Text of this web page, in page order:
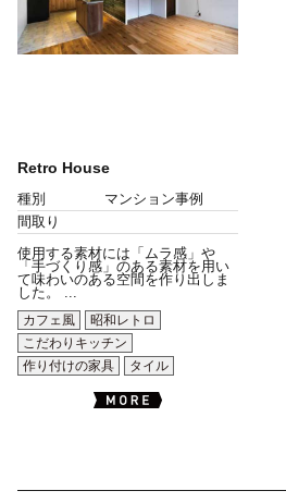
Retro House
種別
マンション事例
間取り
使用する素材には「ムラ感」や
「手づくり感」のある素材を用い
て味わいのある空間を作り出しま
した。 ...
カフェ風
昭和レトロ
こだわりキッチン
作り付けの家具
タイル